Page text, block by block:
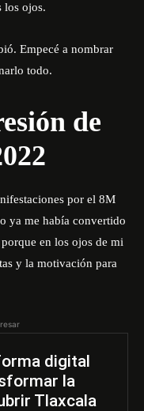
los ojos.
Empecé a nombrar
todo.
de
por el 8M
ya me había convertido
en los ojos de mi
y la motivación para
digital
la
Tlaxcala